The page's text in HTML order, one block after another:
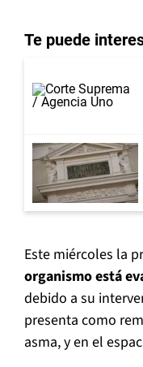
Te puede
Este miércoles la
organismo está
debido a su
presenta como
asma, y en el